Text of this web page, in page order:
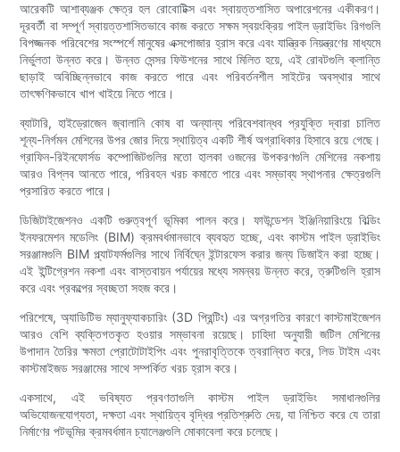
আরেকটি আশাব্যঞ্জক ক্ষেত্র হল রোবোটিক্স এবং স্বায়ত্তশাসিত অপারেশনের একীকরণ।
দূরবর্তী বা সম্পূর্ণ স্বায়ত্তশাসিতভাবে কাজ করতে সক্ষম স্বয়ংক্রিয় পাইল ড্রাইভিং রিগগুলি
বিপজ্জনক পরিবেশের সংস্পর্শে মানুষের এক্সপোজার হ্রাস করে এবং যান্ত্রিক নিয়ন্ত্রণের মাধ্যমে
নির্ভুলতা উন্নত করে। উন্নত সেন্সর ফিউশনের সাথে মিলিত হয়ে, এই রোবটগুলি ক্লান্তি
ছাড়াই অবিচ্ছিন্নভাবে কাজ করতে পারে এবং পরিবর্তনশীল সাইটের অবস্থার সাথে
তাৎক্ষণিকভাবে খাপ খাইয়ে নিতে পারে।
ব্যাটারি, হাইড্রোজেন জ্বালানি কোষ বা অন্যান্য পরিবেশবান্ধব প্রযুক্তি দ্বারা চালিত
শূন্য-নির্গমন মেশিনের উপর জোর দিয়ে স্থায়িত্ব একটি শীর্ষ অগ্রাধিকার হিসাবে রয়ে গেছে।
গ্রাফিন-রিইনফোর্সড কম্পোজিটগুলির মতো হালকা ওজনের উপকরণগুলি মেশিনের নকশায়
আরও বিপ্লব আনতে পারে, পরিবহন খরচ কমাতে পারে এবং সম্ভাব্য স্থাপনার ক্ষেত্রগুলি
প্রসারিত করতে পারে।
ডিজিটাইজেশনও একটি গুরুত্বপূর্ণ ভূমিকা পালন করে। ফাউন্ডেশন ইঞ্জিনিয়ারিংয়ে বিল্ডিং
ইনফরমেশন মডেলিং (BIM) ক্রমবর্ধমানভাবে ব্যবহৃত হচ্ছে, এবং কাস্টম পাইল ড্রাইভিং
সরঞ্জামগুলি BIM প্ল্যাটফর্মগুলির সাথে নির্বিঘ্নে ইন্টারফেস করার জন্য ডিজাইন করা হচ্ছে।
এই ইন্টিগ্রেশন নকশা এবং বাস্তবায়ন পর্যায়ের মধ্যে সমন্বয় উন্নত করে, ত্রুটিগুলি হ্রাস
করে এবং প্রকল্পের স্বচ্ছতা সহজ করে।
পরিশেষে, অ্যাডিটিভ ম্যানুফ্যাকচারিং (3D প্রিন্টিং) এর অগ্রগতির কারণে কাস্টমাইজেশন
আরও বেশি ব্যক্তিগতকৃত হওয়ার সম্ভাবনা রয়েছে। চাহিদা অনুযায়ী জটিল মেশিনের
উপাদান তৈরির ক্ষমতা প্রোটোটাইপিং এবং পুনরাবৃত্তিকে ত্বরান্বিত করে, লিড টাইম এবং
কাস্টমাইজড সরঞ্জামের সাথে সম্পর্কিত খরচ হ্রাস করে।
একসাথে, এই ভবিষ্যত প্রবণতাগুলি কাস্টম পাইল ড্রাইভিং সমাধানগুলির
অভিযোজনযোগ্যতা, দক্ষতা এবং স্থায়িত্ব বৃদ্ধির প্রতিশ্রুতি দেয়, যা নিশ্চিত করে যে তারা
নির্মাণের পটভূমির ক্রমবর্ধমান চ্যালেঞ্জগুলি মোকাবেলা করে চলেছে।